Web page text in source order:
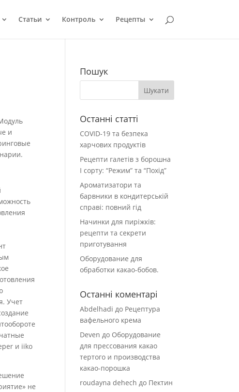
Статьи Контроль Рецепты
и
Учет
и iiko
не
Пошук
Останні статті
COVID-19 та безпека
харчових продуктів
Рецепти галетів з борошна
І сорту: “Режим” та “Похід”
Ароматизатори та
барвники в кондитерській
справі: повний гід
Начинки для пиріжків:
рецепти та секрети
приготування
Оборудование для
обработки какао-бобов.
Останні коментарі
Abdelhadi до Рецептура
вафельного крема
Deven до Оборудование
для прессования какао
тертого и производства
какао-порошка
roudayna dehech до Пектин